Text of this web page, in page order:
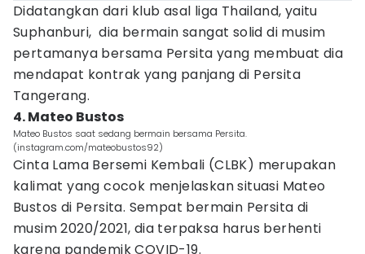
Didatangkan dari klub asal liga Thailand, yaitu
Suphanburi, dia bermain sangat solid di musim
pertamanya bersama Persita yang membuat dia
mendapat kontrak yang panjang di Persita
Tangerang.
4. Mateo Bustos
Mateo Bustos saat sedang bermain bersama Persita.
(instagram.com/mateobustos92)
Cinta Lama Bersemi Kembali (CLBK) merupakan
kalimat yang cocok menjelaskan situasi Mateo
Bustos di Persita. Sempat bermain Persita di
musim 2020/2021, dia terpaksa harus berhenti
karena pandemik COVID-19.